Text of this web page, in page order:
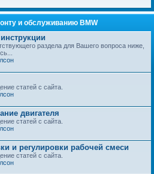
и обслуживанию BMW
раздела для Вашего вопроса ниже,
статей с сайта.
двигателя
статей с сайта.
и регулировки рабочей смеси
статей с сайта.